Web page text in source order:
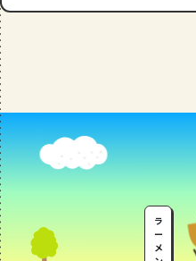
ラ
ー
メ